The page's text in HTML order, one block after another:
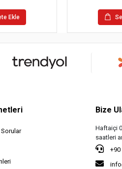
Ekle
Sorular
Bize
Haftaiçi
saatleri
+90